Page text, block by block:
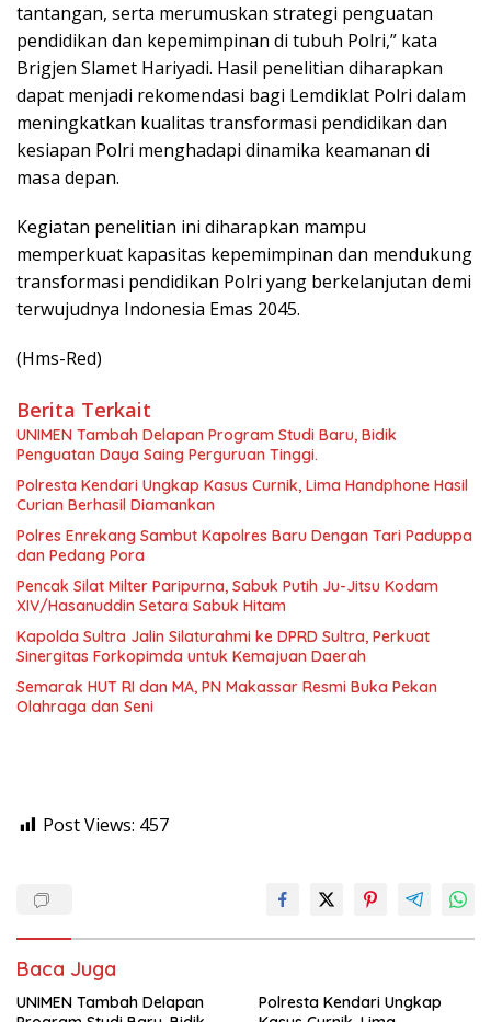
tantangan, serta merumuskan strategi penguatan
pendidikan dan kepemimpinan di tubuh Polri,” kata
Brigjen Slamet Hariyadi. Hasil penelitian diharapkan
dapat menjadi rekomendasi bagi Lemdiklat Polri dalam
meningkatkan kualitas transformasi pendidikan dan
kesiapan Polri menghadapi dinamika keamanan di
masa depan.
Kegiatan penelitian ini diharapkan mampu
memperkuat kapasitas kepemimpinan dan mendukung
transformasi pendidikan Polri yang berkelanjutan demi
terwujudnya Indonesia Emas 2045.
(Hms-Red)
Berita Terkait
UNIMEN Tambah Delapan Program Studi Baru, Bidik
Penguatan Daya Saing Perguruan Tinggi.
Polresta Kendari Ungkap Kasus Curnik, Lima Handphone Hasil
Curian Berhasil Diamankan
Polres Enrekang Sambut Kapolres Baru Dengan Tari Paduppa
dan Pedang Pora
Pencak Silat Milter Paripurna, Sabuk Putih Ju-Jitsu Kodam
XIV/Hasanuddin Setara Sabuk Hitam
Kapolda Sultra Jalin Silaturahmi ke DPRD Sultra, Perkuat
Sinergitas Forkopimda untuk Kemajuan Daerah
Semarak HUT RI dan MA, PN Makassar Resmi Buka Pekan
Olahraga dan Seni
Post Views: 457
Baca Juga
UNIMEN Tambah Delapan
Polresta Kendari Ungkap